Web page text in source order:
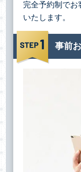
完全予約制でお
いたします。
事前